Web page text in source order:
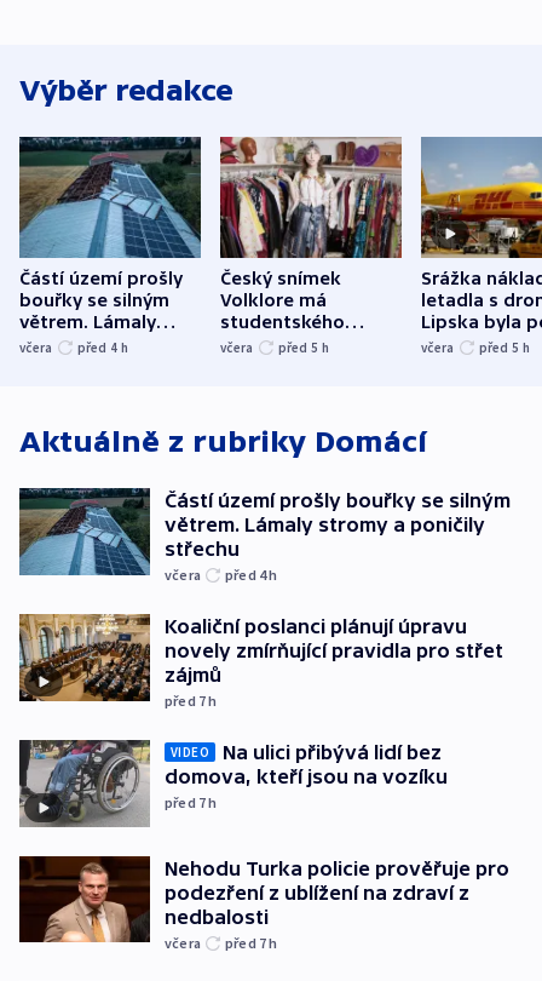
Výběr redakce
Částí území prošly
bouřky se silným
větrem. Lámaly
stromy a poničily
včera před 4 h
Český snímek
Volklore má
studentského
Oscara, zabojuje o
včera před 5 h
Srážka
letadla s
Lipska byla
německého
včera před 5 h
Aktuálně z rubriky Domácí
Částí území prošly bouřky se silným
větrem. Lámaly stromy a poničily
střechu
včera před 4h
Koaliční poslanci plánují úpravu
novely zmírňující pravidla pro střet
zájmů
před 7h
VIDEO
Na ulici přibývá lidí bez
domova, kteří jsou na vozíku
před 7h
Nehodu Turka policie prověřuje pro
podezření z ublížení na zdraví z
nedbalosti
včera před 7h